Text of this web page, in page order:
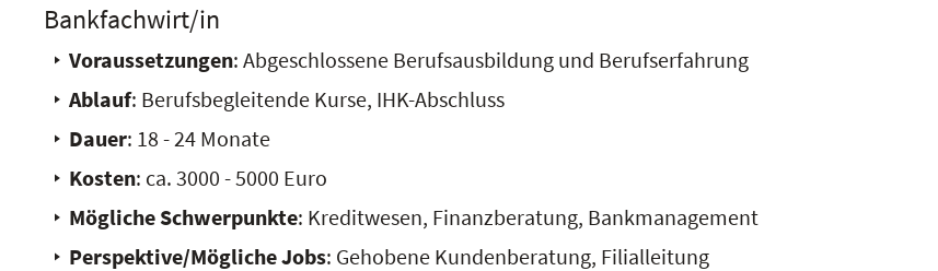
Bankfachwirt/in
Voraussetzungen: Abgeschlossene Berufsausbildung und Berufserfahrung
Ablauf: Berufsbegleitende Kurse, IHK-Abschluss
Dauer: 18 - 24 Monate
Kosten: ca. 3000 - 5000 Euro
Mögliche Schwerpunkte: Kreditwesen, Finanzberatung, Bankmanagement
Perspektive/Mögliche Jobs: Gehobene Kundenberatung, Filialleitung